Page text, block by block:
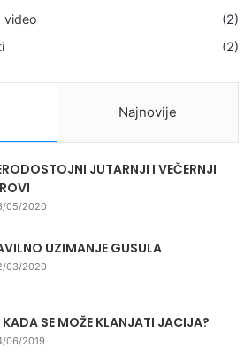
video
(2)
(2)
Najnovije
JUTARNJI I VEČERNJI
05/2020
UZIMANJE GUSULA
03/2020
SE MOŽE KLANJATI JACIJA?
06/2019